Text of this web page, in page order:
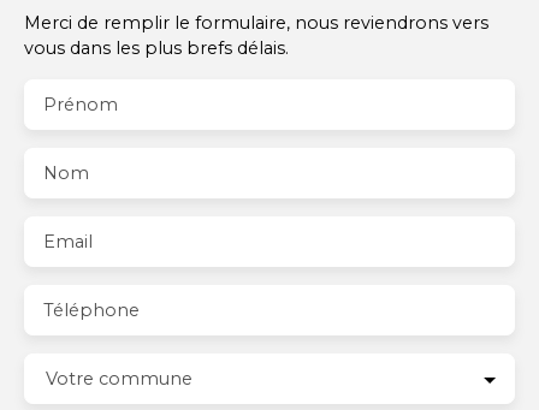
Merci de remplir le formulaire, nous reviendrons vers
vous dans les plus brefs délais.
Prénom
Nom
Email
Téléphone
Votre commune